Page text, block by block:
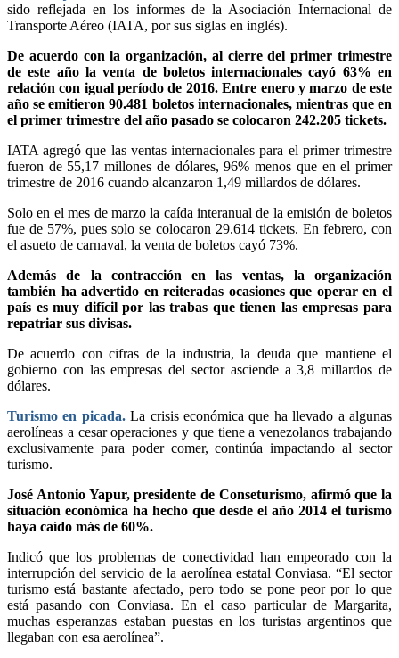
sido reflejada en los informes de la Asociación Internacional de
Transporte Aéreo (IATA, por sus siglas en inglés).
De acuerdo con la organización, al cierre del primer trimestre
de este año la venta de boletos internacionales cayó 63% en
relación con igual período de 2016. Entre enero y marzo de este
año se emitieron 90.481 boletos internacionales, mientras que en
el primer trimestre del año pasado se colocaron 242.205 tickets.
IATA agregó que las ventas internacionales para el primer trimestre
fueron de 55,17 millones de dólares, 96% menos que en el primer
trimestre de 2016 cuando alcanzaron 1,49 millardos de dólares.
Solo en el mes de marzo la caída interanual de la emisión de boletos
fue de 57%, pues solo se colocaron 29.614 tickets. En febrero, con
el asueto de carnaval, la venta de boletos cayó 73%.
Además de la contracción en las ventas, la organización
también ha advertido en reiteradas ocasiones que operar en el
país es muy difícil por las trabas que tienen las empresas para
repatriar sus divisas.
De acuerdo con cifras de la industria, la deuda que mantiene el
gobierno con las empresas del sector asciende a 3,8 millardos de
dólares.
Turismo en picada.La crisis económica que ha llevado a algunas
aerolíneas a cesar operaciones y que tiene a venezolanos trabajando
exclusivamente para poder comer, continúa impactando al sector
turismo.
José Antonio Yapur, presidente de Conseturismo, afirmó que la
situación económica ha hecho que desde el año 2014 el turismo
haya caído más de 60%.
Indicó que los problemas de conectividad han empeorado con la
interrupción del servicio de la aerolínea estatal Conviasa. “El sector
turismo está bastante afectado, pero todo se pone peor por lo que
está pasando con Conviasa. En el caso particular de Margarita,
muchas esperanzas estaban puestas en los turistas argentinos que
llegaban con esa aerolínea”.